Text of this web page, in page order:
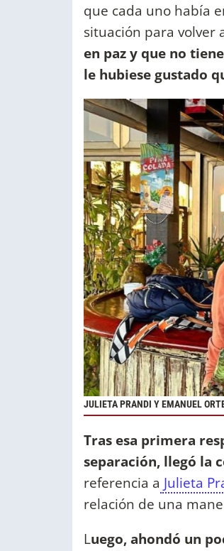
que cada uno había
situación para volver
en paz y que no
le hubiese gustado
JULIETA PRANDI Y EMANUEL
Tras esa primera
separación, llegó la
referencia a Julieta
relación de una
Luego, ahondó un